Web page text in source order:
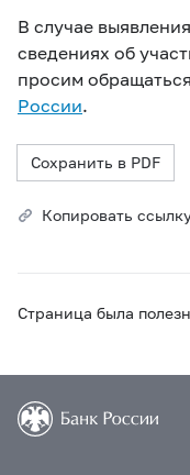
В случае
сведениях об
просим
России.
Сохранить в PDF
Копировать
Страница была